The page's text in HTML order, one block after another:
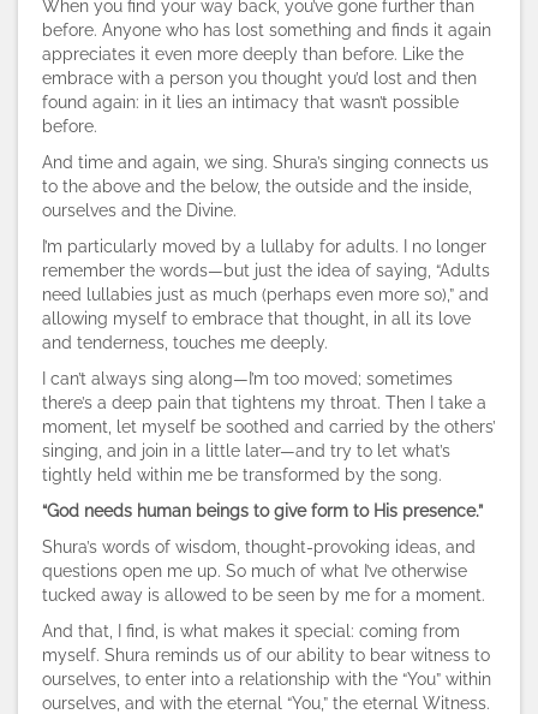
When you find your way back, you’ve gone further than
before. Anyone who has lost something and finds it again
appreciates it even more deeply than before. Like the
embrace with a person you thought you’d lost and then
found again: in it lies an intimacy that wasn’t possible
before.
And time and again, we sing. Shura’s singing connects us
to the above and the below, the outside and the inside,
ourselves and the Divine.
I’m particularly moved by a lullaby for adults. I no longer
remember the words—but just the idea of saying, “Adults
need lullabies just as much (perhaps even more so),” and
allowing myself to embrace that thought, in all its love
and tenderness, touches me deeply.
I can’t always sing along—I’m too moved; sometimes
there’s a deep pain that tightens my throat. Then I take a
moment, let myself be soothed and carried by the others’
singing, and join in a little later—and try to let what’s
tightly held within me be transformed by the song.
“God needs human beings to give form to His presence.”
Shura’s words of wisdom, thought-provoking ideas, and
questions open me up. So much of what I’ve otherwise
tucked away is allowed to be seen by me for a moment.
And that, I find, is what makes it special: coming from
myself. Shura reminds us of our ability to bear witness to
ourselves, to enter into a relationship with the “You” within
ourselves, and with the eternal “You,” the eternal Witness.